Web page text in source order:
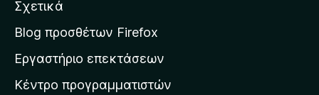
α
σ
σ
τ
Σχετικά
Blog προσθέτων Firefox
Εργαστήριο επεκτάσεων
Κέντρο προγραμματιστών